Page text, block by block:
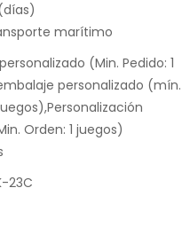
marítimo
(Min. Pedido: 1
personalizado (mín.
Orden: 1 juegos)
23C